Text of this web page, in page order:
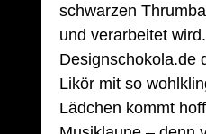
schwarzen
und verarbeitet
Designschokola.de
Likör mit so
Lädchen kommt